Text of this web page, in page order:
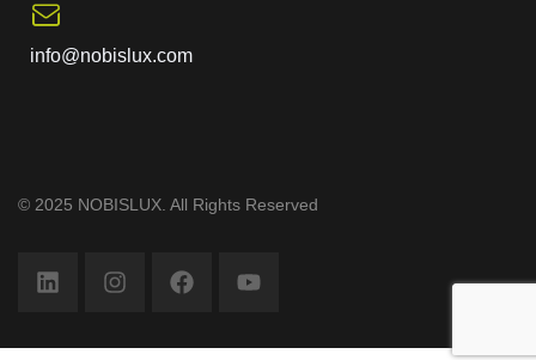
info@nobislux.com
© 2025 NOBISLUX. All Rights Reserved